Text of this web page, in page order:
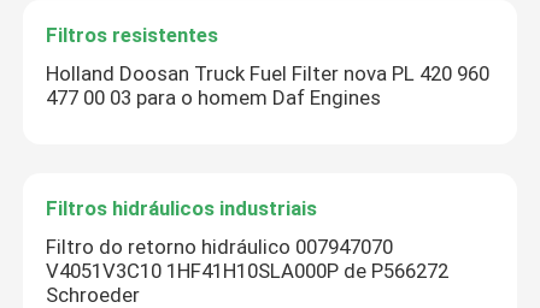
Filtros resistentes
Holland Doosan Truck Fuel Filter nova PL 420 960
477 00 03 para o homem Daf Engines
Filtros hidráulicos industriais
Filtro do retorno hidráulico 007947070
V4051V3C10 1HF41H10SLA000P de P566272
Schroeder